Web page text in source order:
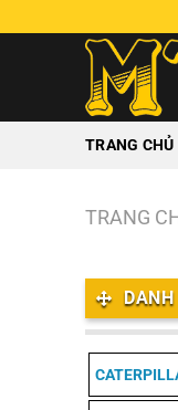
đến
TRANG CHỦ
TRANG